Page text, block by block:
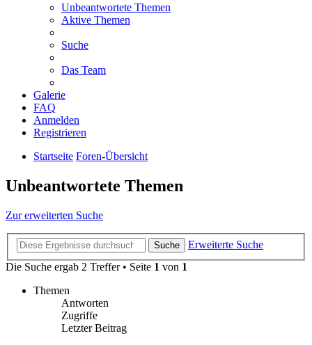
Unbeantwortete Themen
Aktive Themen
Suche
Das Team
Galerie
FAQ
Anmelden
Registrieren
Startseite Foren-Übersicht
Unbeantwortete Themen
Zur erweiterten Suche
Suche
Erweiterte Suche
Die Suche ergab 2 Treffer • Seite 1 von 1
Themen
Antworten
Zugriffe
Letzter Beitrag